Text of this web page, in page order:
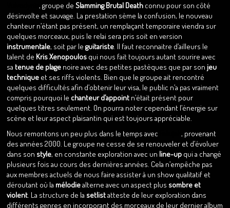
Vulvodynia, groupe deSlamming Brutal Death connu pour son côté
désinvolte et sauvage. La prestation sème la confusion, le nouveau
chanteur n’étant pas présent, un remplaçant temporaire viendra sur
quelques morceaux, puis le relai sera pris soit en version
instrumentale, soit par leguitariste. Il faut reconnaitre d’ailleurs le
talent de Kris Xenopoulos qui nous fait toujours autant sourire avec
sa tenue de plage noire avec des petites pastèques que par sonjeu
technique et ses riffs violents. Bien que le groupe ait rencontré
quelques difficultés afin d’obtenir leur visa, le public n’a pas vraiment
compris pourquoi le chanteur d’appoint n’était présent pour
quelques titres seulement. On pourra noter cependant l’énergie sur
scène et leur aspect plaisantin qui est toujours appréciable.
Nous remontons un peu plus dans le temps avec
Fallujah, provenant
des années 2000. Le groupe ne cesse de se renouveler et d’évoluer
dans son style, en constante exploration avec un line-up qui a changé
plusieurs fois au cours des dernières années. Cela n’empêche pas
aux membres actuels de nous faire assister à un show qualitatif et
déroutant où la mélodiealterne avec un aspect plus sombre et
violent. La structure de la setlistatteste de leur exploration dans
différents genres en incorporant des morceaux de leur dernier album